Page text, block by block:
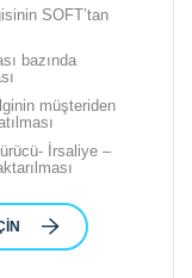
SOFT’tan
bazında
müşteriden
İrsaliye –